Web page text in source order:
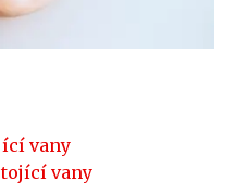
vany
vany